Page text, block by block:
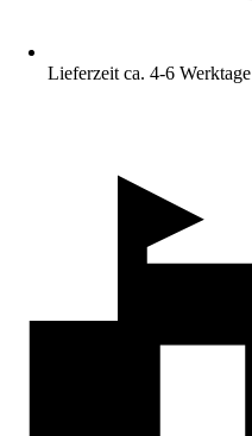
Lieferzeit ca. 4-6 Werktage